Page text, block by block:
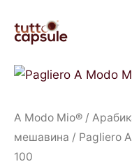
content
A Modo Mio® /
мешавина / Pagliero
100
Pagliero
Modo
Mio®
Cremoso
Mio®
Cremoso
Капсули